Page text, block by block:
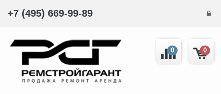
+7 (495) 669-99-89
0
0